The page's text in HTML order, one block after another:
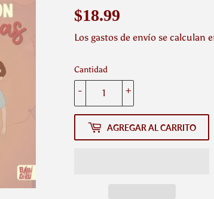
$18.99
Los gastos de envío se calculan
Cantidad
+
-
AGREGAR AL CARRITO